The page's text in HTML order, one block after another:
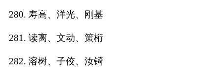
280. 寿高、洋光、刚基
281. 读离、文动、策桁
282. 溶树、子佼、汝锜